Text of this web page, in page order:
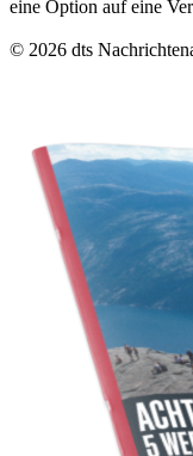
eine Option auf eine
© 2026 dts